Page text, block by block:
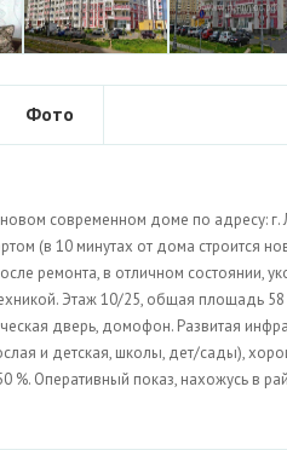
Фото
современном доме по адресу:
(в 10 минутах от дома строится
ремонта, в отличном состоянии,
Этаж 10/25, общая площадь
дверь, домофон. Развитая
и детская, школы, дет/сады),
%. Оперативный показ, нахожусь в